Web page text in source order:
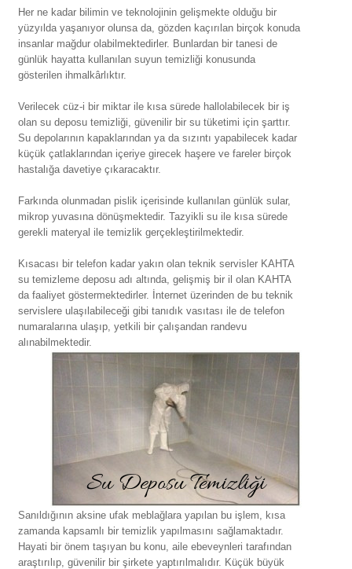
Her ne kadar bilimin ve teknolojinin gelişmekte olduğu bir
yüzyılda yaşanıyor olunsa da, gözden kaçırılan birçok konuda
insanlar mağdur olabilmektedirler. Bunlardan bir tanesi de
günlük hayatta kullanılan suyun temizliği konusunda
gösterilen ihmalkârlıktır.
Verilecek cüz-i bir miktar ile kısa sürede hallolabilecek bir iş
olan su deposu temizliği, güvenilir bir su tüketimi için şarttır.
Su depolarının kapaklarından ya da sızıntı yapabilecek kadar
küçük çatlaklarından içeriye girecek haşere ve fareler birçok
hastalığa davetiye çıkaracaktır.
Farkında olunmadan pislik içerisinde kullanılan günlük sular,
mikrop yuvasına dönüşmektedir. ​​​​Tazyikli su ile kısa sürede
gerekli materyal ile temizlik gerçekleştirilmektedir.
Kısacası bir telefon kadar yakın olan teknik servisler KAHTA
su temizleme deposu adı altında, gelişmiş bir il olan KAHTA
da faaliyet göstermektedirler. İnternet üzerinden de bu teknik
servislere ulaşılabileceği gibi tanıdık vasıtası ile de telefon
numaralarına ulaşıp, yetkili bir çalışandan randevu
alınabilmektedir.
Sanıldığının aksine ufak meblağlara yapılan bu işlem, kısa
zamanda kapsamlı bir temizlik yapılmasını sağlamaktadır.
Hayati bir önem taşıyan bu konu, aile ebeveynleri tarafından
araştırılıp, güvenilir bir şirkete yaptırılmalıdır. Küçük büyük